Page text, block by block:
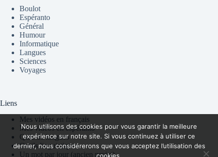
Boulot
Espéranto
Général
Humour
Informatique
Langues
Sciences
Voyages
Liens
Mes vidéos en français
Mes vidéos en espéranto
Quiz de langues
Outils linguistiques
Un mot par jour (ancien projet)
Nous utilisons des cookies pour vous garantir la meilleure
expérience sur notre site. Si vous continuez à utiliser ce
dernier, nous considérerons que vous acceptez l’utilisation des